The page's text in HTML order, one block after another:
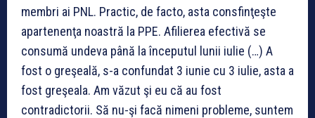
membri ai PNL. Practic, de facto, asta consfinţeşte
apartenenţa noastră la PPE. Afilierea efectivă se
consumă undeva până la începutul lunii iulie (…) A
fost o greşeală, s-a confundat 3 iunie cu 3 iulie, asta a
fost greşeala. Am văzut şi eu că au fost
contradictorii. Să nu-şi facă nimeni probleme, suntem